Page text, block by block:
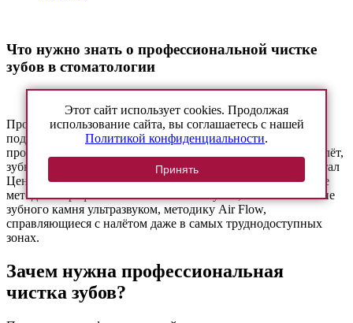
Что нужно знать о профессиональной чистке
зубов в стоматологии
Профессиональная чистка зубов – это комплекс процедур,
поддерживающий здоровье и красоту улыбки. Регулярное
проведение профгигиены улучшает эстетику, устраняет налёт,
зубной камень и потемнения эмали. В стоматологии «Дентал
Центр» в Саратове мы предлагаем пациентам проверенные
методики профессиональной чистки зубов, такие как снятие
зубного камня ультразвуком, методику Air Flow,
справляющиеся с налётом даже в самых труднодоступных
зонах.
Зачем нужна профессиональная
чистка зубов?
Этот сайт использует cookies. Продолжая
использование сайта, вы соглашаетесь с нашей
Политикой конфиденциальности.
Принять